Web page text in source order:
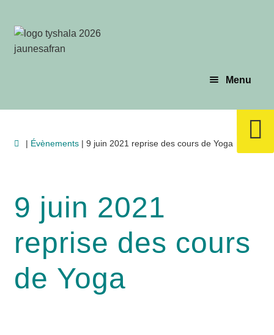
à
la
au
contenu
Menu
Les profs
Le yoga
| Évènements | 9 juin 2021 reprise des cours de Yoga
9 juin 2021
reprise des cours
de Yoga